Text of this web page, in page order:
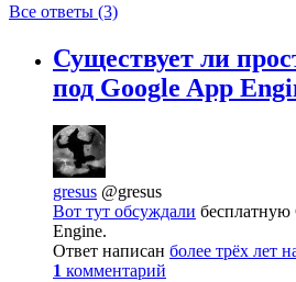
Все ответы (3)
Существует ли
под Google App
gresus @gresus
Вот тут обсуждали бесплатную
Engine.
Ответ написан более трёх лет
1 комментарий